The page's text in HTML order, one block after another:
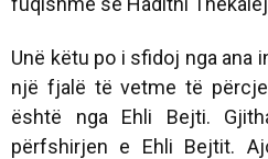
Unë këtu po i sfidoj nga ana
një fjalë të vetme të
është nga Ehli Bejti.
përfshirjen e Ehli Bejtit.